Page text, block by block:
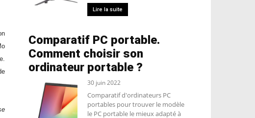
Lire la suite
Comparatif PC portable.
Comment choisir son
ordinateur portable ?
30 juin 2022
Comparatif d'ordinateurs PC
portables pour trouver le modèle
le PC portable le mieux adapté à